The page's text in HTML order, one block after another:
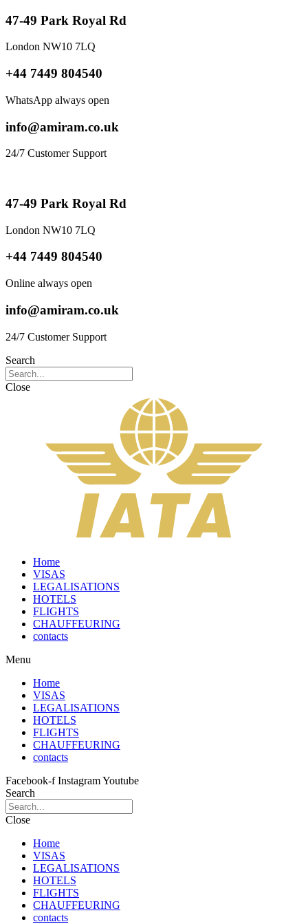
47-49 Park Royal Rd
London NW10 7LQ
+44 7449 804540
WhatsApp always open
info@amiram.co.uk
24/7 Customer Support
47-49 Park Royal Rd
London NW10 7LQ
+44 7449 804540
Online always open
info@amiram.co.uk
24/7 Customer Support
Search
Close
Home
VISAS
LEGALISATIONS
HOTELS
FLIGHTS
CHAUFFEURING
contacts
Menu
Home
VISAS
LEGALISATIONS
HOTELS
FLIGHTS
CHAUFFEURING
contacts
Facebook-f InstagramYoutube
Search
Close
Home
VISAS
LEGALISATIONS
HOTELS
FLIGHTS
CHAUFFEURING
contacts